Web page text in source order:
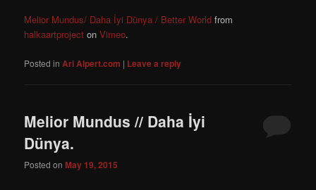
Melior Mundus/ Daha İyi Dünya / Better World from
halkaartproject onVimeo.
Posted in Ari Alpert.com | Leave a reply
Melior Mundus // Daha İyi
Dünya.
Posted onMay 19, 2015